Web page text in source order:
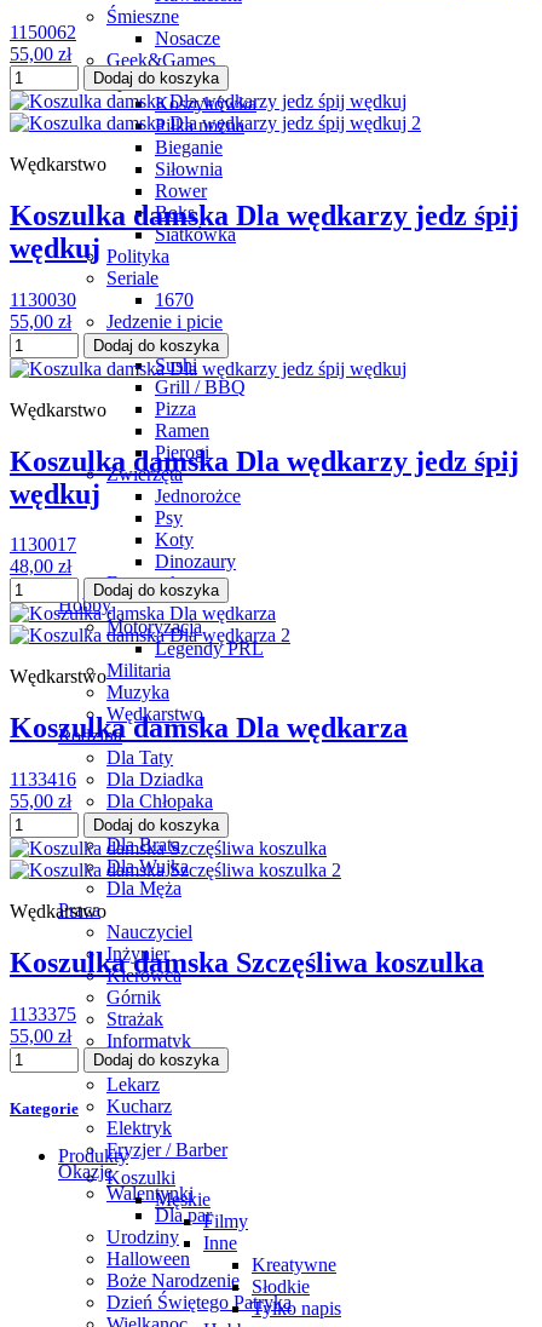
Śmieszne
Nosacze
Geek&Games
Sport
Koszykówka
Piłka nożna
Bieganie
Siłownia
Rower
Boks
Siatkówka
Polityka
Seriale
1670
Jedzenie i picie
Piwne
Sushi
Grill / BBQ
Pizza
Ramen
Pierogi
Zwierzęta
Jednorożce
Psy
Koty
Dinozaury
Fantastyka
Hobby
Motoryzacja
Legendy PRL
Militaria
Muzyka
Wędkarstwo
Rodzina
Dla Taty
Dla Dziadka
Dla Chłopaka
Dla Szwagra
Dla Brata
Dla Wujka
Dla Męża
Praca
Nauczyciel
Inżynier
Kierowca
Górnik
Strażak
Informatyk
Mechanik
Lekarz
Kucharz
Elektryk
Fryzjer / Barber
Okazje
Walentynki
Dla par
Urodziny
Halloween
Boże Narodzenie
Dzień Świętego Patryka
1150062
55,00 zł
Dodaj do koszyka
Wędkarstwo
Koszulka damska Dla wędkarzy jedz śpij
wędkuj
1130030
55,00 zł
Dodaj do koszyka
Wędkarstwo
Koszulka damska Dla wędkarzy jedz śpij
wędkuj
1130017
48,00 zł
Dodaj do koszyka
Wędkarstwo
Koszulka damska Dla wędkarza
1133416
55,00 zł
Dodaj do koszyka
Wędkarstwo
Koszulka damska Szczęśliwa koszulka
1133375
55,00 zł
Dodaj do koszyka
Kategorie
Produkty
Koszulki
Męskie
Filmy
Inne
Kreatywne
Słodkie
Tylko napis